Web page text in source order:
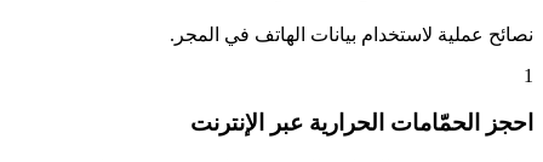
نصائح عملية لاستخدام بيانات الهاتف في المجر.
1
احجز الحمّامات الحرارية عبر الإنترنت